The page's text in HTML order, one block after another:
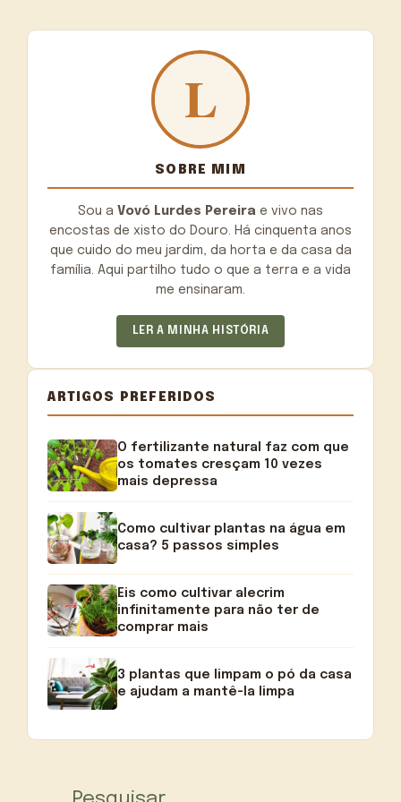
SOBRE MIM
Sou a Vovó Lurdes Pereira e vivo nas
encostas de xisto do Douro. Há cinquenta anos
que cuido do meu jardim, da horta e da casa da
família. Aqui partilho tudo o que a terra e a vida
me ensinaram.
LER A MINHA HISTÓRIA
ARTIGOS PREFERIDOS
O fertilizante natural faz com que
os tomates cresçam 10 vezes
mais depressa
Como cultivar plantas na água em
casa? 5 passos simples
Eis como cultivar alecrim
infinitamente para não ter de
comprar mais
3 plantas que limpam o pó da casa
e ajudam a mantê-la limpa